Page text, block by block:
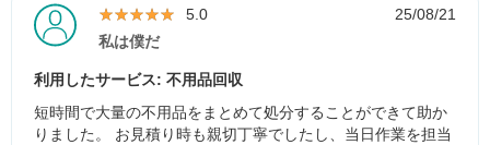
★★★★★
★★★★★ 5.0
25/08/21
私は僕だ
利用したサービス: 不用品回収
短時間で大量の不用品をまとめて処分することができて助か
りました。 お見積り時も親切丁寧でしたし、当日作業を担当